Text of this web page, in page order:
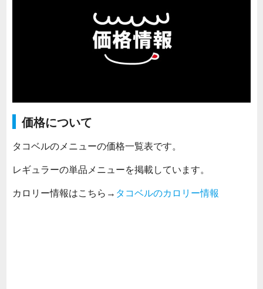
価格について
タコベルのメニューの価格一覧表です。
レギュラーの単品メニューを掲載しています。
カロリー情報はこちら→ タコベルのカロリー情報